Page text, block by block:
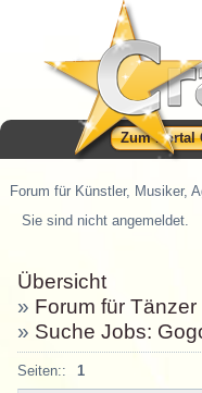
Zum Portal
Forum für Künstler, Musiker,
Sie sind nicht angemeldet.
Übersicht
» Forum für
» Suche Jobs:
Seiten:: 1